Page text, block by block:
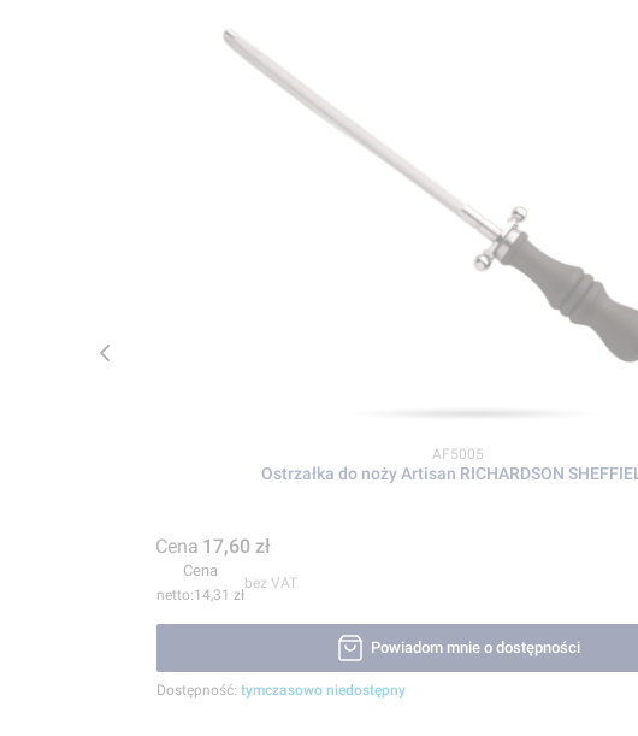
Kod produktu
AF5005
Ostrzałka do noży Artisan RICHARDSON
Cena 17,60 zł
Cena
14,31 zł
bez VAT
Powiadom mnie o dostępności
Dostępność: tymczasowo niedostępny